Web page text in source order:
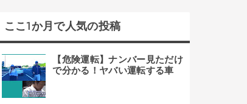
ここ1か月で人気の投稿
【危険運転】ナンバー見ただけ
で分かる！ヤバい運転する車